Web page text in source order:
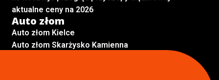
aktualne ceny na 2026
Auto złom
Auto złom Kielce
Auto złom Skarżysko Kamienna